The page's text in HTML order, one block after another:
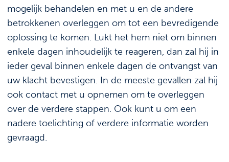
mogelijk behandelen en met u en de andere
betrokkenen overleggen om tot een bevredigende
oplossing te komen. Lukt het hem niet om binnen
enkele dagen inhoudelijk te reageren, dan zal hij in
ieder geval binnen enkele dagen de ontvangst van
uw klacht bevestigen. In de meeste gevallen zal hij
ook contact met u opnemen om te overleggen
over de verdere stappen. Ook kunt u om een
nadere toelichting of verdere informatie worden
gevraagd.